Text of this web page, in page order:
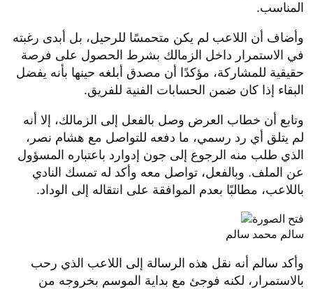
المناسب.
وأضاف أن اللاعب لم يكن متحمسًا للرحيل، بل أبدى رغبته
في الاستمرار داخل الزمالك بشرط الحصول على فرصة
حقيقية للمشاركة، مؤكدًا أن مصدق أبلغه حينها بأنه يفضل
البقاء إذا كان ضمن الحسابات الفنية للفريق.
وتابع أن خطاب العرض وصل بالفعل إلى الزمالك، إلا أنه
لم يتلق أي رد رسمي، ما دفعه للتواصل مع هشام نصر،
الذي طلب منه الرجوع إلى جون إدوارد باعتباره المسؤول
عن الملف. وبالفعل، تواصل معه وأكد له تمسك النادي
باللاعب، مطالبًا بعدم الموافقة على انتقاله إلى الوداد.
سالم محمد سالم
وأكد سالم أنه نقل هذه الرسالة إلى اللاعب الذي رحب
بالاستمرار، لكنه فوجئ مع بداية الموسم بخروجه من